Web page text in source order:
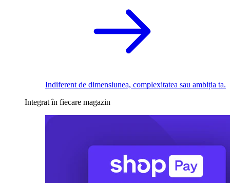
Indiferent de dimensiunea, complexitatea sau ambiția ta.
Integrat în fiecare magazin